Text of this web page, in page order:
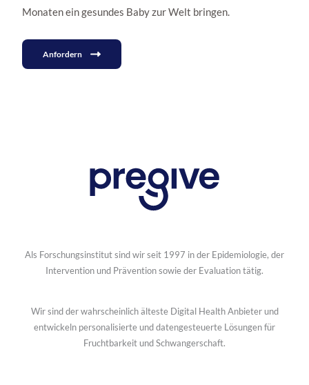
Monaten ein gesundes Baby zur Welt bringen.
Anfordern
Als Forschungsinstitut sind wir seit 1997 in der Epidemiologie, der
Intervention und Prävention sowie der Evaluation tätig.
Wir sind der wahrscheinlich älteste Digital Health Anbieter und
entwickeln personalisierte und datengesteuerte Lösungen für
Fruchtbarkeit und Schwangerschaft.